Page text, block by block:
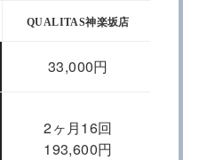
QUALITAS神楽坂店
33,000円
2ヶ月16回
193,600円